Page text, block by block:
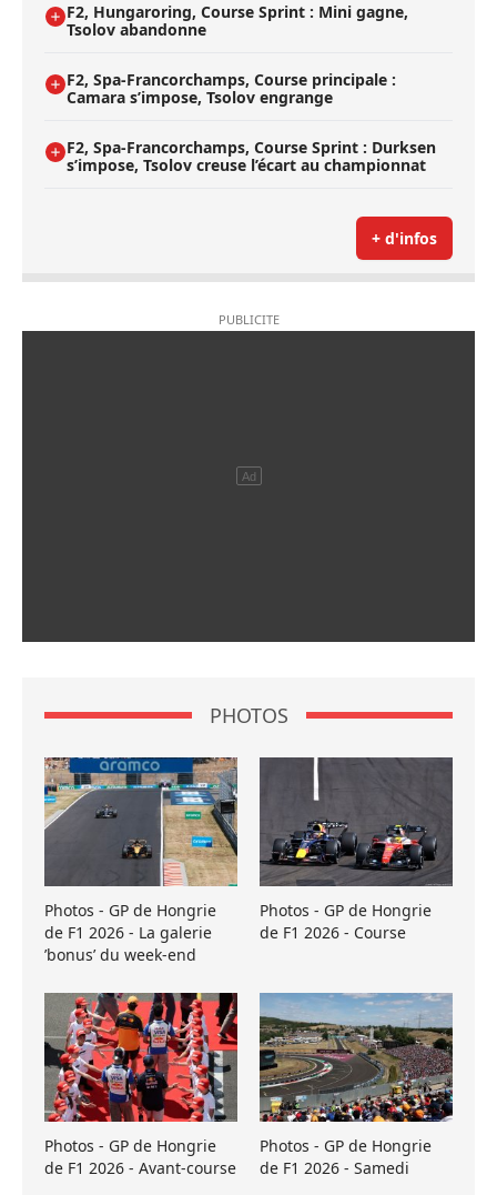
F2, Hungaroring, Course Sprint : Mini gagne,
Tsolov abandonne
F2, Spa-Francorchamps, Course principale :
Camara s’impose, Tsolov engrange
F2, Spa-Francorchamps, Course Sprint : Durksen
s’impose, Tsolov creuse l’écart au championnat
+ d'infos
PHOTOS
Photos - GP de Hongrie
de F1 2026 - La galerie
’bonus’ du week-end
Photos - GP de Hongrie
de F1 2026 - Course
Photos - GP de Hongrie
de F1 2026 - Avant-course
Photos - GP de Hongrie
de F1 2026 - Samedi